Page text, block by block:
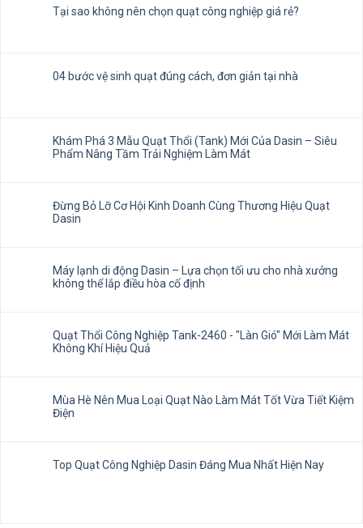
Tại sao không nên chọn quạt công nghiệp giá rẻ?
04 bước vệ sinh quạt đúng cách, đơn giản tại nhà
Khám Phá 3 Mẫu Quạt Thổi (Tank) Mới Của Dasin – Siêu
Phẩm Nâng Tầm Trải Nghiệm Làm Mát
Đừng Bỏ Lỡ Cơ Hội Kinh Doanh Cùng Thương Hiệu Quạt
Dasin
Máy lạnh di động Dasin – Lựa chọn tối ưu cho nhà xưởng
không thể lắp điều hòa cố định
Quạt Thổi Công Nghiệp Tank-2460 - "Làn Gió" Mới Làm Mát
Không Khí Hiệu Quả
Mùa Hè Nên Mua Loại Quạt Nào Làm Mát Tốt Vừa Tiết Kiệm
Điện
Top Quạt Công Nghiệp Dasin Đáng Mua Nhất Hiện Nay